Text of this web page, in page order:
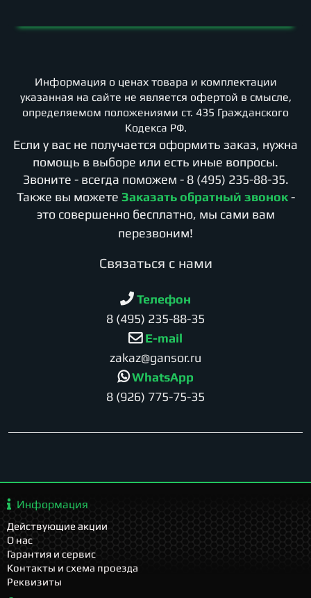
Информация о ценах товара и комплектации
указанная на сайте не является офертой в смысле,
определяемом положениями ст. 435 Гражданского
Кодекса РФ.
Если у вас не получается оформить заказ, нужна
помощь в выборе или есть иные вопросы.
Звоните - всегда поможем - 8 (495) 235-88-35.
Также вы можете Заказать обратный звонок -
это совершенно бесплатно, мы сами вам
перезвоним!
Cвязаться с нами
Телефон
8 (495) 235-88-35
E-mail
zakaz@gansor.ru
WhatsApp
8 (926) 775-75-35
Информация
Действующие акции
О нас
Гарантия и сервис
Контакты и схема проезда
Реквизиты